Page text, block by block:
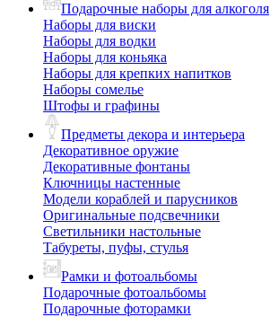
Подарочные наборы для алкоголя
Наборы для виски
Наборы для водки
Наборы для коньяка
Наборы для крепких напитков
Наборы сомелье
Штофы и графины
Предметы декора и интерьера
Декоративное оружие
Декоративные фонтаны
Ключницы настенные
Модели кораблей и парусников
Оригинальные подсвечники
Светильники настольные
Табуреты, пуфы, стулья
Рамки и фотоальбомы
Подарочные фотоальбомы
Подарочные фоторамки